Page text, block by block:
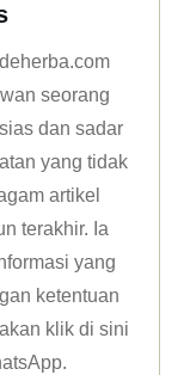
seorang
dan sadar
yang tidak
artikel
terakhir. Ia
yang
ketentuan
klikdi sini
.